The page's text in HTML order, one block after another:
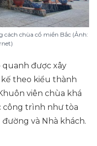
cách chùa cổ miền Bắc (Ảnh:
được xây
theo kiểu thành
viên chùa khá
công trình như tòa
và Nhà khách.